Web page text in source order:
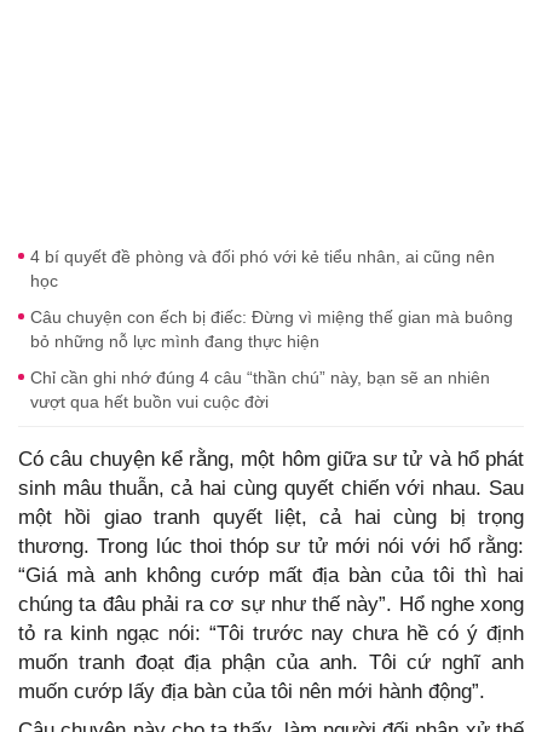
4 bí quyết đề phòng và đối phó với kẻ tiểu nhân, ai cũng nên
học
Câu chuyện con ếch bị điếc: Đừng vì miệng thế gian mà buông
bỏ những nỗ lực mình đang thực hiện
Chỉ cần ghi nhớ đúng 4 câu “thần chú” này, bạn sẽ an nhiên
vượt qua hết buồn vui cuộc đời
Có câu chuyện kể rằng, một hôm giữa sư tử và hổ phát
sinh mâu thuẫn, cả hai cùng quyết chiến với nhau. Sau
một hồi giao tranh quyết liệt, cả hai cùng bị trọng
thương. Trong lúc thoi thóp sư tử mới nói với hổ rằng:
“Giá mà anh không cướp mất địa bàn của tôi thì hai
chúng ta đâu phải ra cơ sự như thế này”. Hổ nghe xong
tỏ ra kinh ngạc nói: “Tôi trước nay chưa hề có ý định
muốn tranh đoạt địa phận của anh. Tôi cứ nghĩ anh
muốn cướp lấy địa bàn của tôi nên mới hành động”.